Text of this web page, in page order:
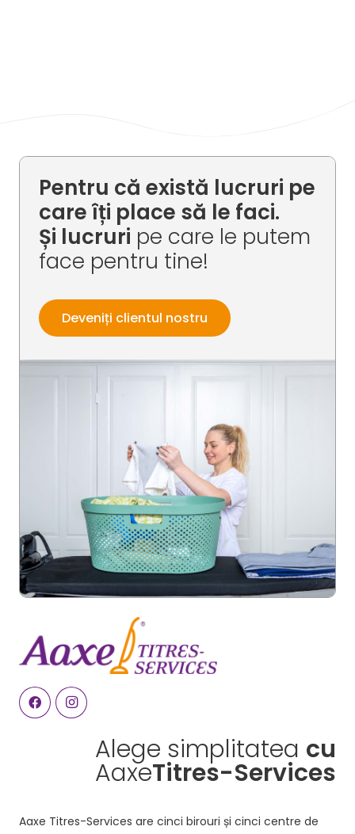
Pentru că există lucruri pe
care îți place să le faci.
Și lucruri pe care le putem
face pentru tine!
Deveniți clientul nostru
Alege simplitatea cu
AaxeTitres-Services
Aaxe Titres-Services are cinci birouri și cinci centre de